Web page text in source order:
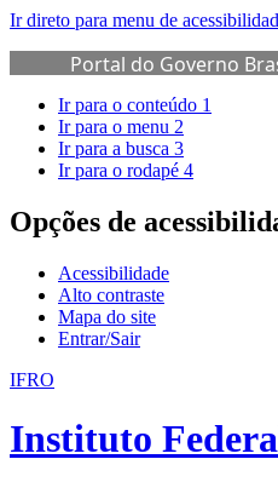
Ir direto para menu de
Portal do Governo
Ir para o conteúdo 1
Ir para o menu 2
Ir para a busca 3
Ir para o rodapé 4
Opções de
Acessibilidade
Alto contraste
Mapa do site
Entrar/Sair
IFRO
Instituto